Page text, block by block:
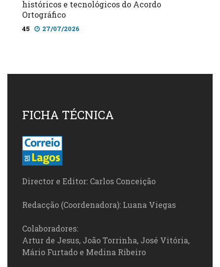
históricos e tecnológicos do Acordo
Ortográfico
45 27/07/2026
FICHA TÉCNICA
Director e Editor: Carlos Conceição
Redacção (Coordenadora): Luana Viegas
Colaboradores:
Artur de Jesus, João Torrinha, José Vitória,
Mário Furtado e Medina Ribeiro